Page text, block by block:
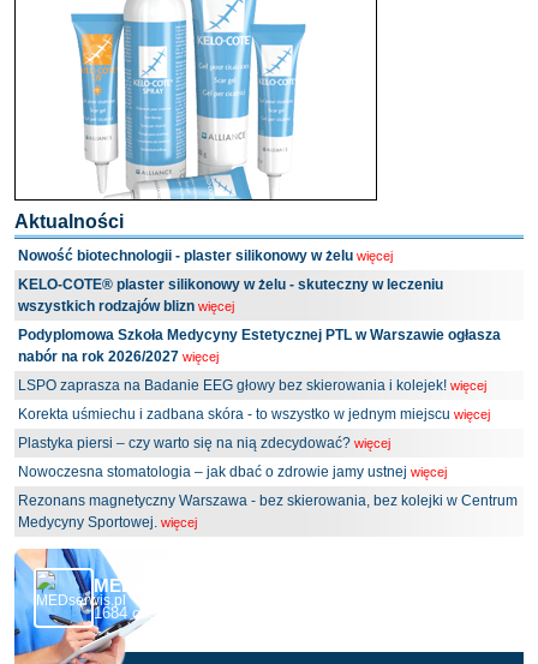
Aktualności
Nowość biotechnologii - plaster silikonowy w żelu więcej
KELO-COTE® plaster silikonowy w żelu - skuteczny w leczeniu
wszystkich rodzajów blizn więcej
Podyplomowa Szkoła Medycyny Estetycznej PTL w Warszawie ogłasza
nabór na rok 2026/2027 więcej
LSPO zaprasza na Badanie EEG głowy bez skierowania i kolejek! więcej
Korekta uśmiechu i zadbana skóra - to wszystko w jednym miejscu więcej
Plastyka piersi – czy warto się na nią zdecydować? więcej
Nowoczesna stomatologia – jak dbać o zdrowie jamy ustnej więcej
Rezonans magnetyczny Warszawa - bez skierowania, bez kolejki w Centrum
Medycyny Sportowej. więcej
MEDserwis.pl - Ogólnopolski Portal Medyczny
1684 obserwujących